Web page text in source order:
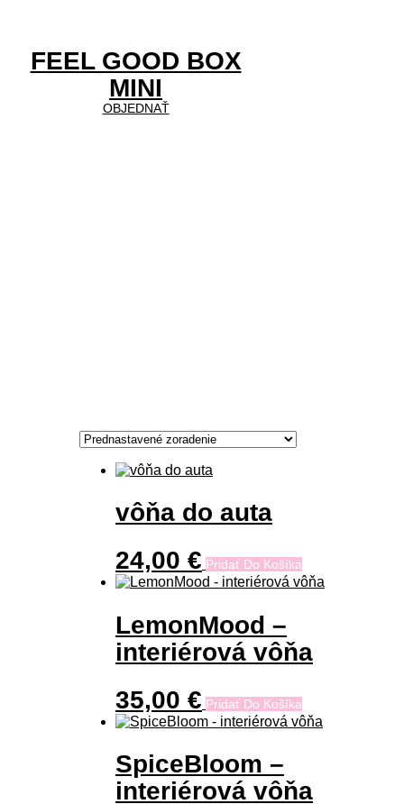
FEEL GOOD BOX
MINI
OBJEDNAŤ
vôňa do auta
24,00 € Pridať Do Košíka
LemonMood –
interiérová vôňa
35,00 € Pridať Do Košíka
SpiceBloom –
interiérová vôňa